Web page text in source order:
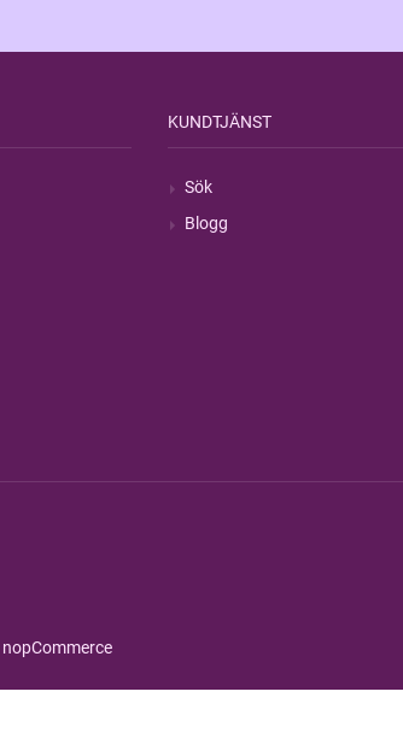
KUNDTJÄNST
Sök
Blogg
nopCommerce